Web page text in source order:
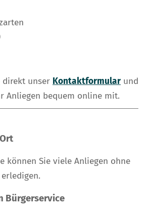
direkt unser Kontaktformular und
Anliegen bequem online mit.
können Sie viele Anliegen ohne
Bürgerservice